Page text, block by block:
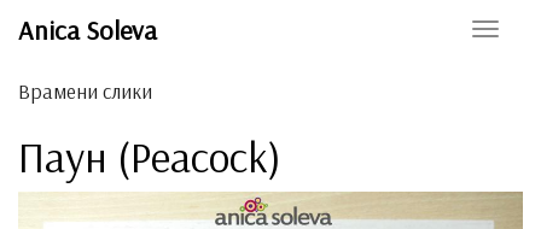
Anica Soleva
Toggle
Врамени слики
Паун (Peacock)